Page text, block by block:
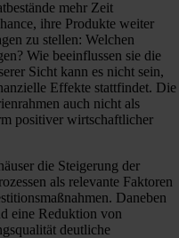
mehr Zeit
ihre Produkte weiter
zu stellen: Welchen
Wie beeinflussen sie die
Sicht kann es nicht sein,
Effekte stattfindet. Die
auch nicht als
positiver wirtschaftlicher
die Steigerung der
als relevante Faktoren
Daneben
eine Reduktion von
deutliche